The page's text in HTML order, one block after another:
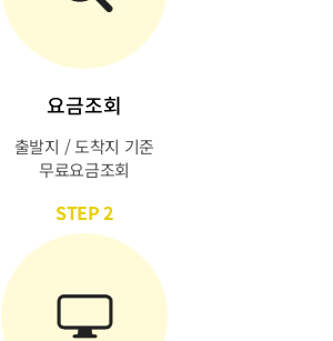
요금조회
출발지 / 도착지 기준
무료요금조회
STEP 2